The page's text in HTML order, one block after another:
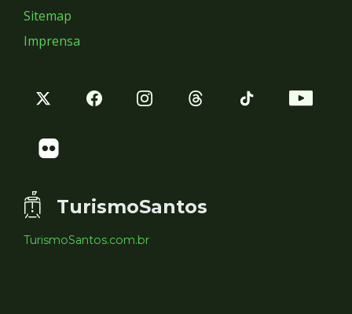
Sitemap
Imprensa
TurismoSantos
TurismoSantos.com.br